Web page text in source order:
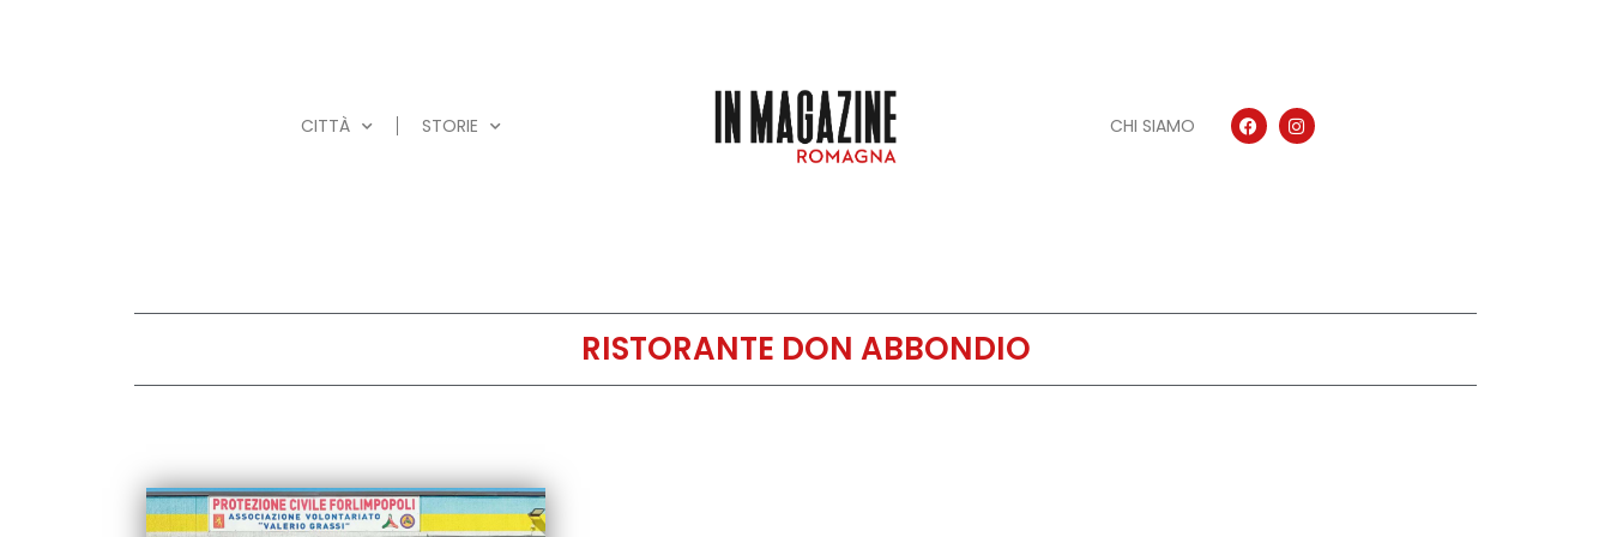
CITTÀ STORIE CHI SIAMO
RISTORANTE DON ABBONDIO